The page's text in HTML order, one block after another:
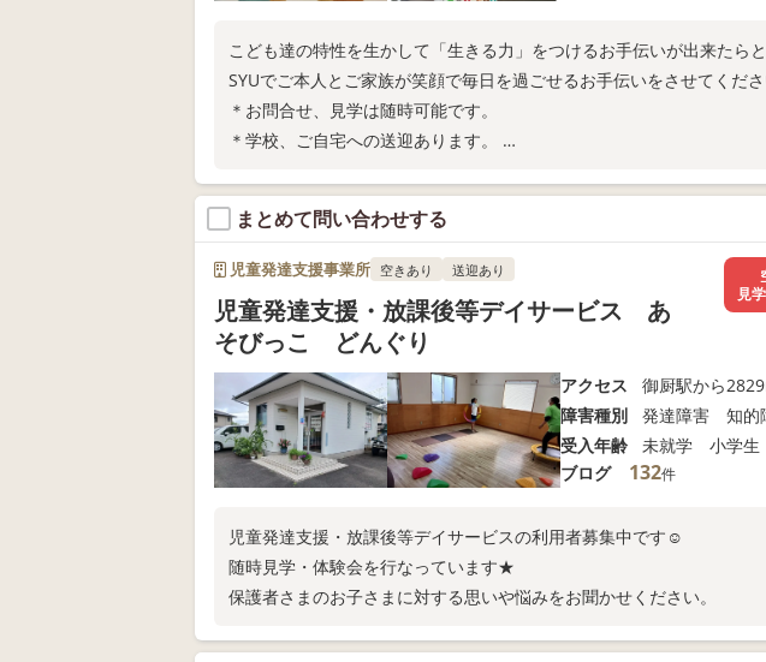
こども達の特性を生かして「生きる力」をつけるお手伝いが出来たら
SYUでご本人とご家族が笑顔で毎日を過ごせるお手伝いをさせてくださ
＊お問合せ、見学は随時可能です。
＊学校、ご自宅への送迎あります。
まとめて問い合わせする
児童発達支援事業所 空きあり 送迎あり
児童発達支援・放課後等デイサービス あ
そびっこ どんぐり
アクセス
御厨駅から
障害種別
発達障害 知的
受入年齢
未就学 小学
ブログ
132件
児童発達支援・放課後等デイサービスの利用者募集中です☺
随時見学・体験会を行なっています★
保護者さまのお子さまに対する思いや悩みをお聞かせください。
見